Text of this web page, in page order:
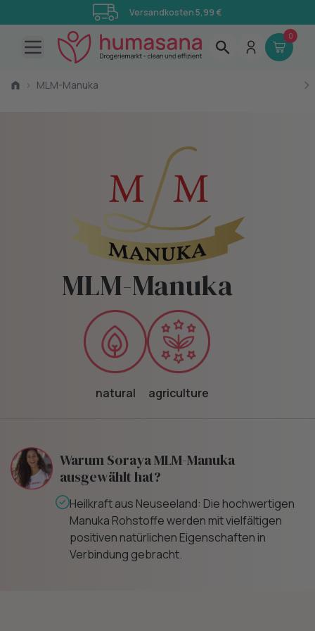
Versandkosten 5,99 €
Open main menu
0
› MLM-Manuka
MLM-Manuka
natural agriculture
Warum Soraya MLM-Manuka
ausgewählt hat?
Heilkraft aus Neuseeland: Die hochwertigen
Manuka Rohstoffe werden mit vielfältigen
positiven natürlichen Eigenschaften in
Verbindung gebracht.